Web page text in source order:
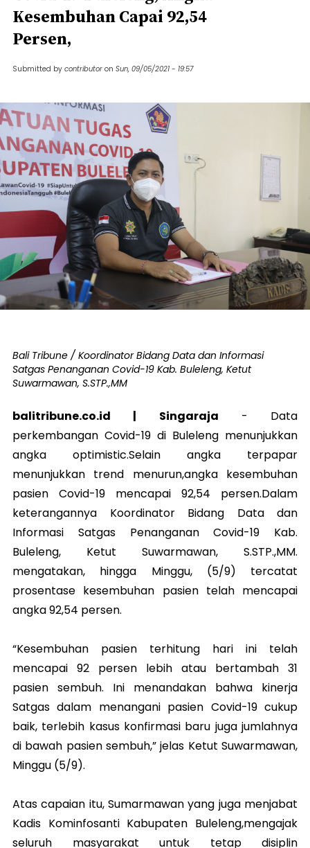
Kesembuhan Capai 92,54
Persen,
Submitted by contributor on Sun, 09/05/2021 - 19:57
Bali Tribune / Koordinator Bidang Data dan Informasi
Satgas Penanganan Covid-19 Kab. Buleleng, Ketut
Suwarmawan, S.STP.,MM
balitribune.co.id | Singaraja - Data
perkembangan Covid-19 di Buleleng menunjukkan
angka optimistic.Selain angka terpapar
menunjukkan trend menurun,angka kesembuhan
pasien Covid-19 mencapai 92,54 persen.Dalam
keterangannya Koordinator Bidang Data dan
Informasi Satgas Penanganan Covid-19 Kab.
Buleleng, Ketut Suwarmawan, S.STP.,MM.
mengatakan, hingga Minggu, (5/9) tercatat
prosentase kesembuhan pasien telah mencapai
angka 92,54 persen.
“Kesembuhan pasien terhitung hari ini telah
mencapai 92 persen lebih atau bertambah 31
pasien sembuh. Ini menandakan bahwa kinerja
Satgas dalam menangani pasien Covid-19 cukup
baik, terlebih kasus konfirmasi baru juga jumlahnya
di bawah pasien sembuh,” jelas Ketut Suwarmawan,
Minggu (5/9).
Atas capaian itu, Sumarmawan yang juga menjabat
Kadis Kominfosanti Kabupaten Buleleng,mengajak
seluruh masyarakat untuk tetap disiplin